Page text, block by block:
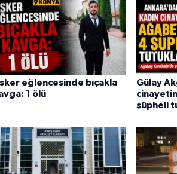
eğlencesinde bıçakla
1 ölü
Gülay
şüpheli